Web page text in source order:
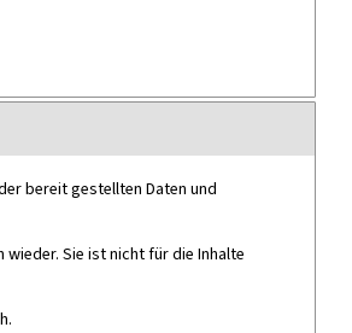
bereit gestellten Daten und
Sie ist nicht für die Inhalte